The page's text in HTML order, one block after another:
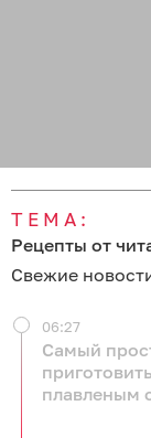
ТЕМА:
Рецепты от
Свежие
Самый
плавленым
06:27